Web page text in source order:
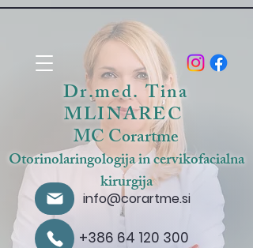
Dr.med. Tina
MLINAREC
MC Corartme
Otorinolaringologija in cervikofacialna
kirurgija
info@corartme.si
+386 64 120 300